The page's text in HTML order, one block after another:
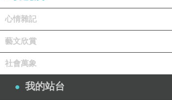
心情雜記
藝文欣賞
社會萬象
我的站台